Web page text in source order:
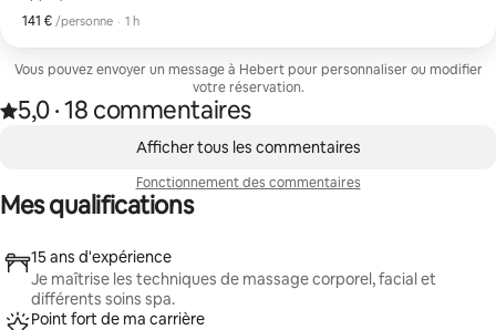
tièdes et de l'aromathérapie.
141 € /personne
141 € par personne
, · 1 h
Vous pouvez envoyer un message à Hebert pour personnaliser ou modifier
votre réservation.
5,0 sur 5 étoiles, issue de 18 commentaires
5,0
, ·18 commentaires
0 sur 0 élément visible
Afficher tous les commentaires
Fonctionnement des commentaires
Mes qualifications
15 ans d'expérience
Je maîtrise les techniques de massage corporel, facial et
différents soins spa.
Point fort de ma carrière